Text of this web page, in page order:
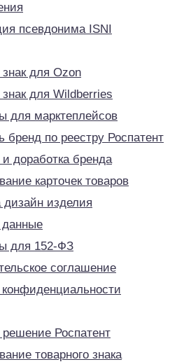
псевдонима ISNI
для Ozon
для Wildberries
для марктеплейсов
бренд по реестру Роспатент
доработка бренда
карточек товаров
дизайн изделия
для 152-ФЗ
соглашение
Роспатент
товарного знака